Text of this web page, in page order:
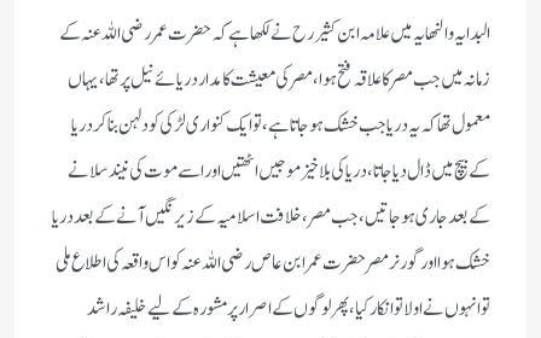
البدایہ و النھایہ میں علامہ ابن کثیر رح نے لکھا ہے کہ حضرت عمر رضی اللہ عنہ کے
زمانہ میں جب مصر کا علاقہ فتح ہوا، مصر کی معیشت کا مدار دریائے نیل پر تھا، یہاں
معمول تھا کہ یہ دریا جب خشک ہوجاتا ہے، تو ایک کنواری لڑکی کو دلہن بنا کر دریا
کے بیچ میں ڈال دیا جاتا ، دریا کی بلا خیز موجیں اٹھتیں اور اسے موت کی نیند سلانے
کے بعد جاری ہوجاتیں، جب مصر ، خلافت اسلامیہ کے زیر نگیں آنے کے بعد دریا
خشک ہوا اور گورنر مصر حضرت عمر ابن عاص رضی اللہ عنہ کو اس واقعہ کی اطلاع ملی
تو انہوں نے اولا تو انکار کیا، پھر لوگوں کے اصرار پر مشورہ کے لیے خلیفہ راشد